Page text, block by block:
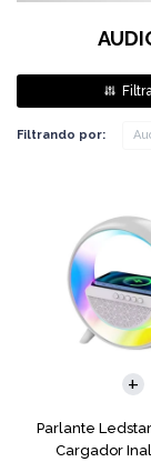
Filtrando por:
Parlante
Cargador